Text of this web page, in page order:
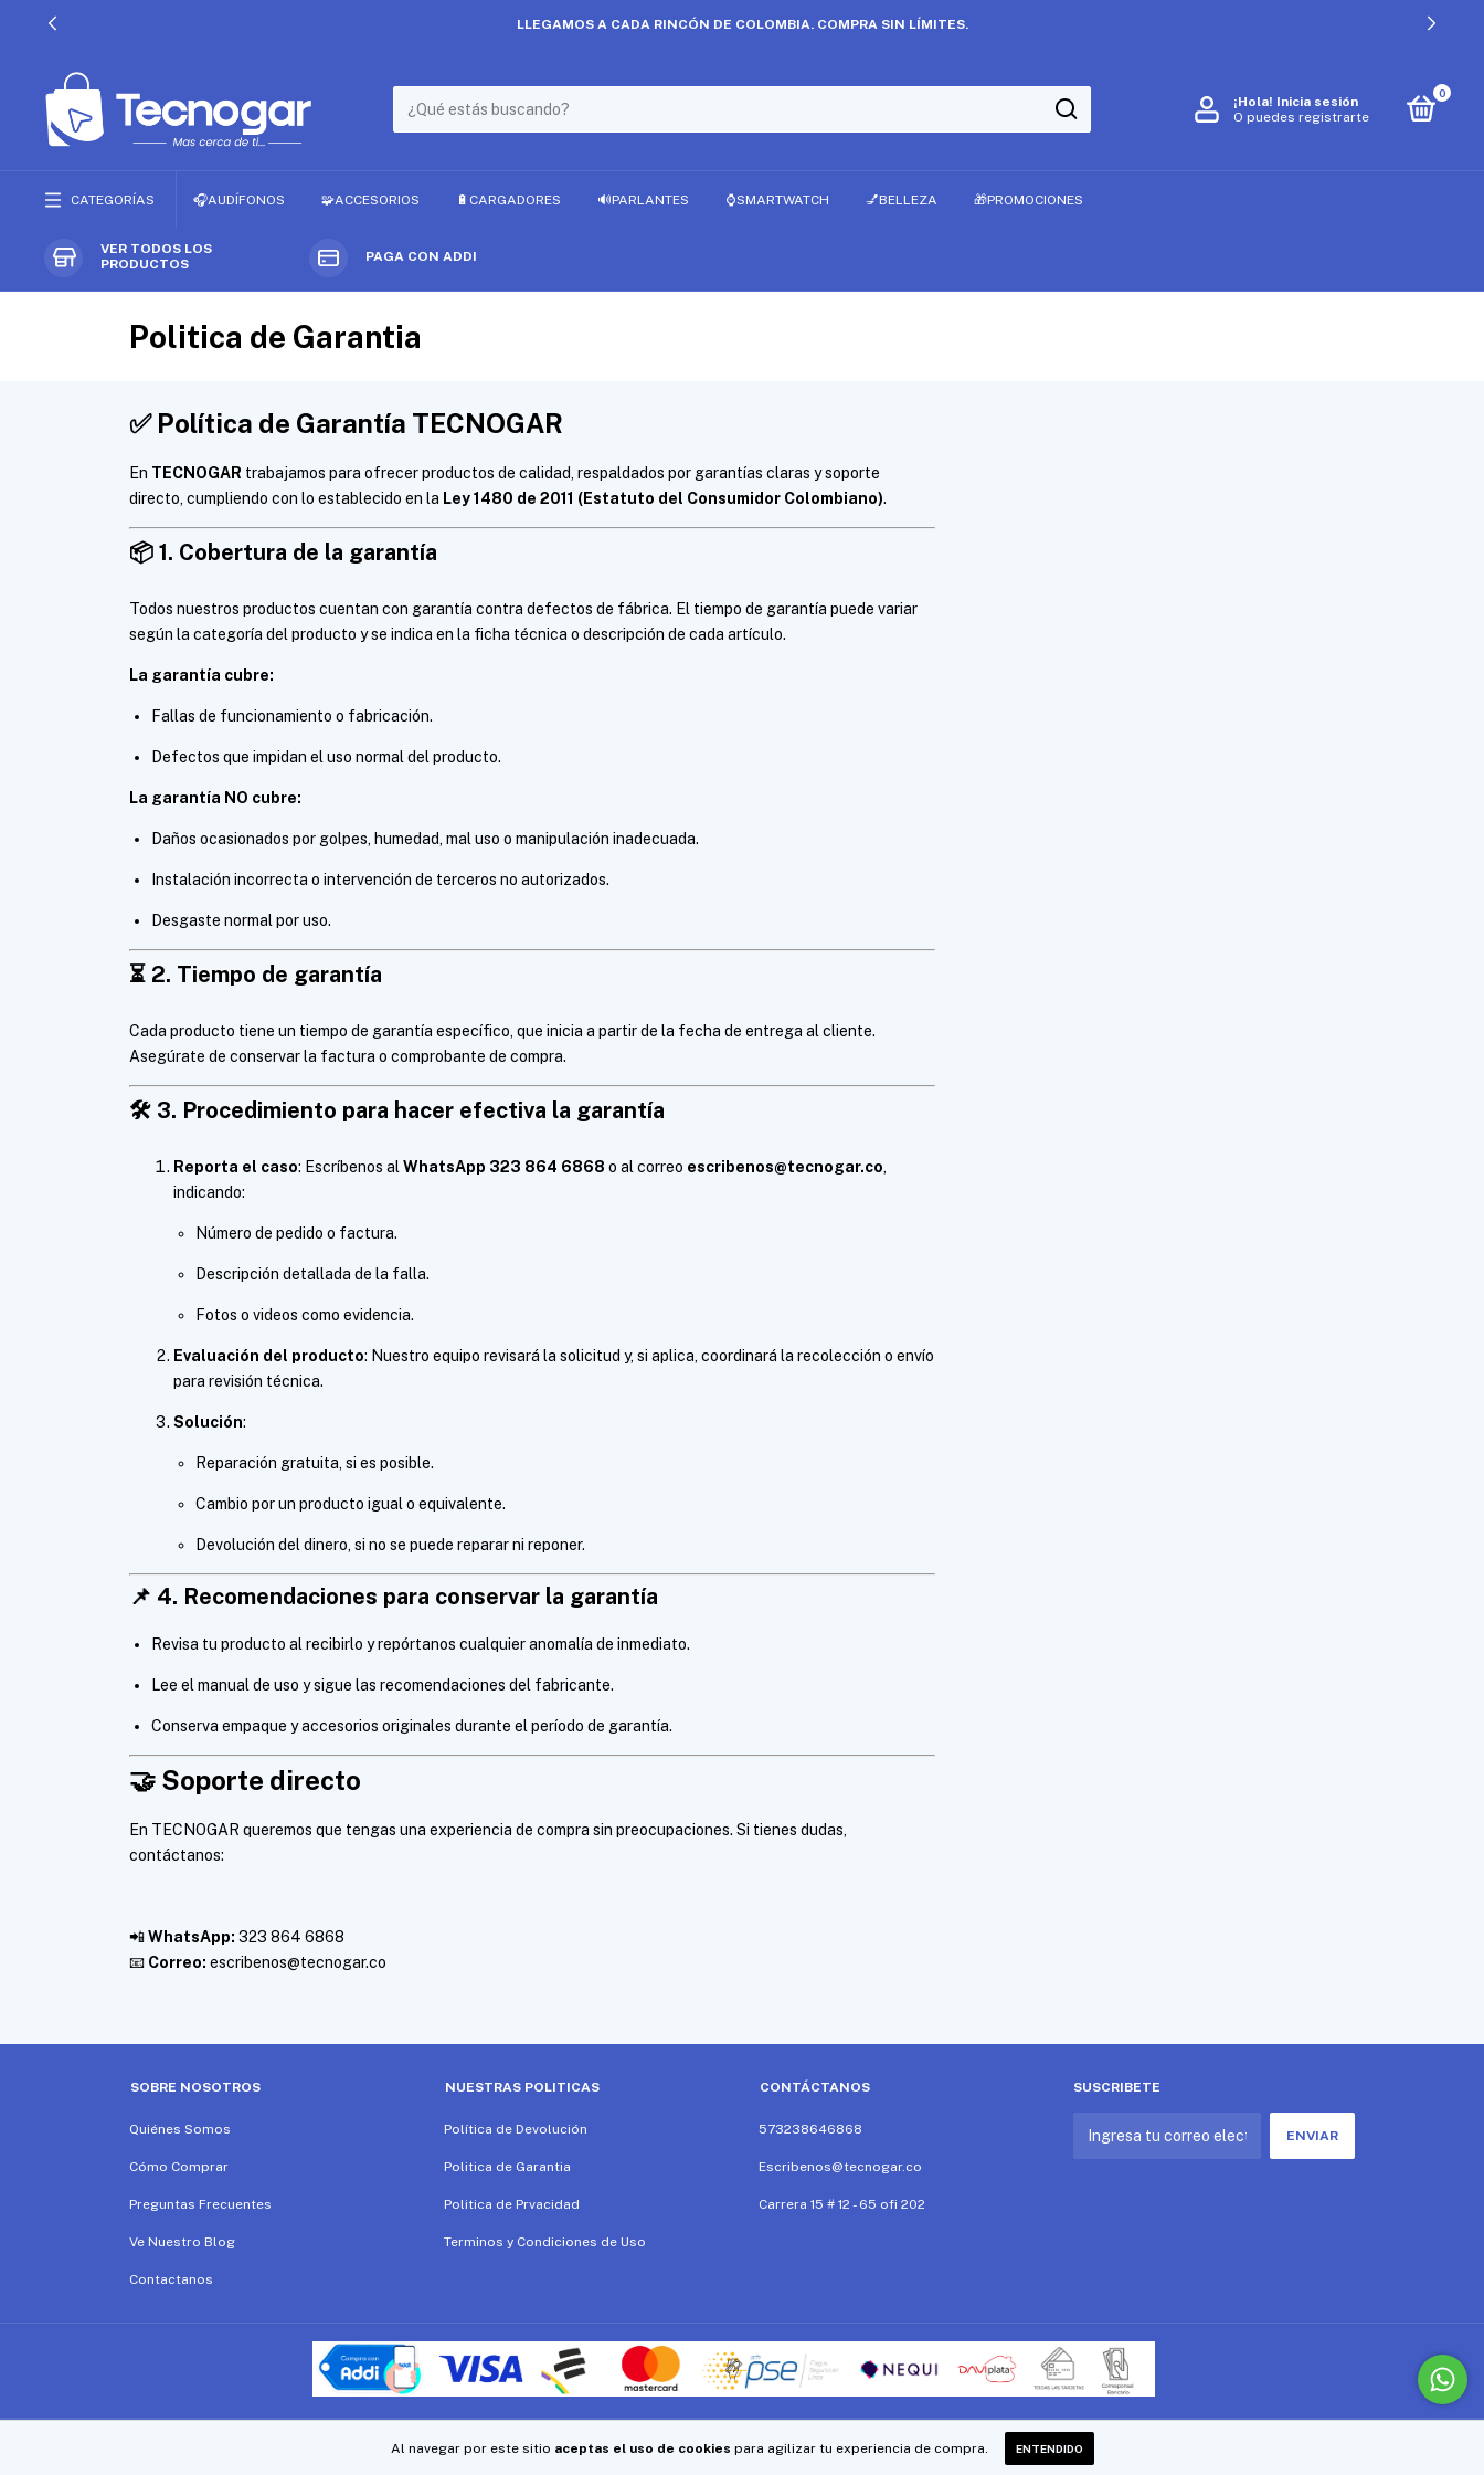
LLEGAMOS A CADA RINCÓN DE COLOMBIA. COMPRA SIN LÍMITES.
¡Hola! Inicia sesión
O puedes registrarte
0
CATEGORÍAS 🎧AUDÍFONOS 🧩ACCESORIOS 🔋CARGADORES 🔊PARLANTES ⌚SMARTWATCH 💅BELLEZA 🎁PROMOCIONES
VER TODOS LOS
PRODUCTOS
PAGA CON ADDI
Al navegar por este sitio aceptas el uso de cookies para agilizar tu experiencia de compra. ENTENDIDO
Politica de Garantia
✅ Política de Garantía TECNOGAR
En TECNOGAR trabajamos para ofrecer productos de calidad, respaldados por garantías claras y soporte
directo, cumpliendo con lo establecido en la Ley 1480 de 2011 (Estatuto del Consumidor Colombiano).
📦 1. Cobertura de la garantía
Todos nuestros productos cuentan con garantía contra defectos de fábrica. El tiempo de garantía puede variar
según la categoría del producto y se indica en la ficha técnica o descripción de cada artículo.
La garantía cubre:
Fallas de funcionamiento o fabricación.
Defectos que impidan el uso normal del producto.
La garantía NO cubre:
Daños ocasionados por golpes, humedad, mal uso o manipulación inadecuada.
Instalación incorrecta o intervención de terceros no autorizados.
Desgaste normal por uso.
⏳ 2. Tiempo de garantía
Cada producto tiene un tiempo de garantía específico, que inicia a partir de la fecha de entrega al cliente.
Asegúrate de conservar la factura o comprobante de compra.
🛠️ 3. Procedimiento para hacer efectiva la garantía
Reporta el caso: Escríbenos alWhatsApp 323 864 6868 o al correo escribenos@tecnogar.co,
indicando:
Número de pedido o factura.
Descripción detallada de la falla.
Fotos o videos como evidencia.
Evaluación del producto: Nuestro equipo revisará la solicitud y, si aplica, coordinará la recolección o envío
para revisión técnica.
Solución:
Reparación gratuita, si es posible.
Cambio por un producto igual o equivalente.
Devolución del dinero, si no se puede reparar ni reponer.
📌 4. Recomendaciones para conservar la garantía
Revisa tu producto al recibirlo y repórtanos cualquier anomalía de inmediato.
Lee el manual de uso y sigue las recomendaciones del fabricante.
Conserva empaque y accesorios originales durante el período de garantía.
🤝 Soporte directo
En TECNOGAR queremos que tengas una experiencia de compra sin preocupaciones. Si tienes dudas,
contáctanos:
📲WhatsApp: 323 864 6868
📧 Correo: escribenos@tecnogar.co
SOBRE NOSOTROS
Quiénes Somos
Cómo Comprar
Preguntas Frecuentes
Ve Nuestro Blog
Contactanos
NUESTRAS POLITICAS
Política de Devolución
Politica de Garantia
Politica de Prvacidad
Terminos y Condiciones de Uso
CONTÁCTANOS
573238646868
Escribenos@tecnogar.co
Carrera 15 # 12 - 65 ofi 202
SUSCRIBETE